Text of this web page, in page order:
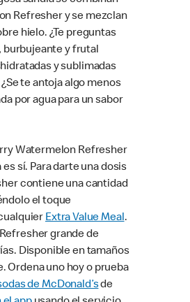
Refresher y se mezclan
hielo. ¿Te preguntas
burbujeante y frutal
y sublimadas
te antoja algo menos
por agua para un sabor
Watermelon Refresher
sí. Para darte una dosis
contiene una cantidad
el toque
Extra Value Meal.
grande de
Disponible en tamaños
Ordena uno hoy o prueba
de McDonald’sde